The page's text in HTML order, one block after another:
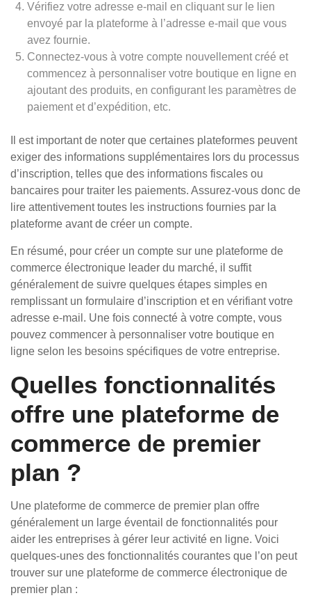
Vérifiez votre adresse e-mail en cliquant sur le lien
envoyé par la plateforme à l’adresse e-mail que vous
avez fournie.
Connectez-vous à votre compte nouvellement créé et
commencez à personnaliser votre boutique en ligne en
ajoutant des produits, en configurant les paramètres de
paiement et d’expédition, etc.
Il est important de noter que certaines plateformes peuvent
exiger des informations supplémentaires lors du processus
d’inscription, telles que des informations fiscales ou
bancaires pour traiter les paiements. Assurez-vous donc de
lire attentivement toutes les instructions fournies par la
plateforme avant de créer un compte.
En résumé, pour créer un compte sur une plateforme de
commerce électronique leader du marché, il suffit
généralement de suivre quelques étapes simples en
remplissant un formulaire d’inscription et en vérifiant votre
adresse e-mail. Une fois connecté à votre compte, vous
pouvez commencer à personnaliser votre boutique en
ligne selon les besoins spécifiques de votre entreprise.
Quelles fonctionnalités
offre une plateforme de
commerce de premier
plan ?
Une plateforme de commerce de premier plan offre
généralement un large éventail de fonctionnalités pour
aider les entreprises à gérer leur activité en ligne. Voici
quelques-unes des fonctionnalités courantes que l’on peut
trouver sur une plateforme de commerce électronique de
premier plan :